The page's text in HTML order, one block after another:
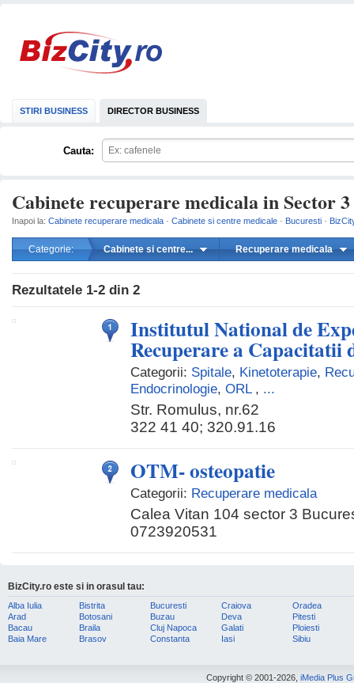
STIRI BUSINESS DIRECTOR BUSINESS
Cauta:
Cabinete recuperare medicala in Sector
Inapoi la: Cabinete recuperare medicala · Cabinete si centre medicale · Bucuresti ·
Categorie: Cabinete si centre... Recuperare medicala
Rezultatele 1-2 din 2
Institutul National de
Recuperare a Capacitatii
Categorii: Spitale, Kinetoterapie,
Endocrinologie, ORL , ...
Str. Romulus, nr.62
322 41 40; 320.91.16
OTM- osteopatie
Categorii: Recuperare medicala
Calea Vitan 104 sector 3
0723920531
BizCity.ro este si in orasul tau:
Alba Iulia
Arad
Bacau
Baia Mare
Bistrita
Botosani
Braila
Brasov
Bucuresti
Buzau
Cluj Napoca
Constanta
Craiova
Deva
Galati
Iasi
Oradea
Pitesti
Ploiesti
Sibiu
Copyright © 2001-2026, iMedia Plus